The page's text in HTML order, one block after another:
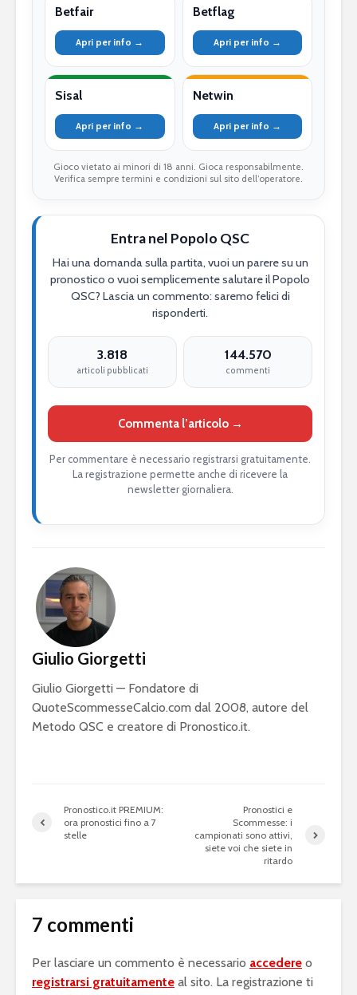
Betfair
Apri per info →
Betflag
Apri per info →
Sisal
Apri per info →
Netwin
Apri per info →
Gioco vietato ai minori di 18 anni. Gioca responsabilmente.
Verifica sempre termini e condizioni sul sito dell’operatore.
Entra nel Popolo QSC
Hai una domanda sulla partita, vuoi un parere su un
pronostico o vuoi semplicemente salutare il Popolo
QSC? Lascia un commento: saremo felici di
risponderti.
3.818
articoli pubblicati
144.570
commenti
Commenta l’articolo →
Per commentare è necessario registrarsi gratuitamente.
La registrazione permette anche di ricevere la
newsletter giornaliera.
Giulio Giorgetti
Giulio Giorgetti — Fondatore di
QuoteScommesseCalcio.com dal 2008, autore del
Metodo QSC e creatore di Pronostico.it.
Pronostico.it PREMIUM:
ora pronostici fino a 7
stelle
Pronostici e
Scommesse: i
campionati sono attivi,
siete voi che siete in
ritardo
7 commenti
Per lasciare un commento è necessario accedere o
registrarsi gratuitamente al sito. La registrazione ti